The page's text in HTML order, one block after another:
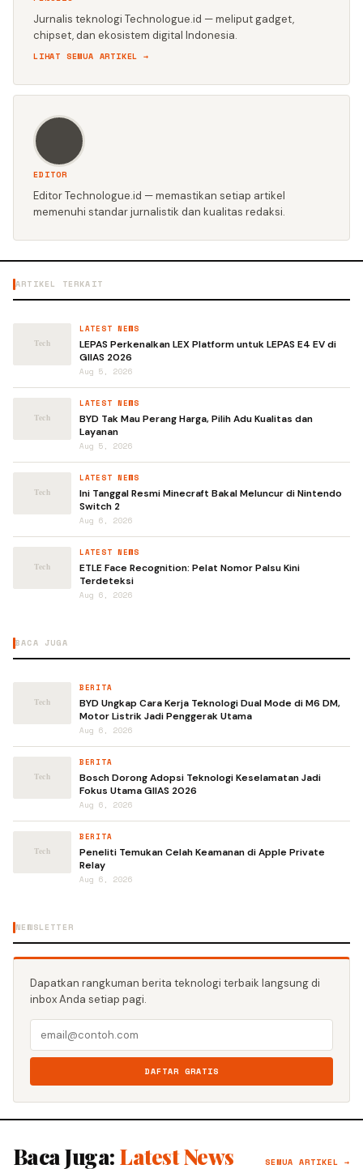
Jurnalis teknologi Technologue.id — meliput gadget,
chipset, dan ekosistem digital Indonesia.
LIHAT SEMUA ARTIKEL →
EDITOR
Editor Technologue.id — memastikan setiap artikel
memenuhi standar jurnalistik dan kualitas redaksi.
ARTIKEL TERKAIT
LATEST NEWS
LEPAS Perkenalkan LEX Platform untuk LEPAS E4 EV di
GIIAS 2026
Aug 5, 2026
LATEST NEWS
BYD Tak Mau Perang Harga, Pilih Adu Kualitas dan
Layanan
Aug 5, 2026
LATEST NEWS
Ini Tanggal Resmi Minecraft Bakal Meluncur di Nintendo
Switch 2
Aug 6, 2026
LATEST NEWS
ETLE Face Recognition: Pelat Nomor Palsu Kini
Terdeteksi
Aug 6, 2026
BACA JUGA
BERITA
BYD Ungkap Cara Kerja Teknologi Dual Mode di M6 DM,
Motor Listrik Jadi Penggerak Utama
Aug 6, 2026
BERITA
Bosch Dorong Adopsi Teknologi Keselamatan Jadi
Fokus Utama GIIAS 2026
Aug 6, 2026
BERITA
Peneliti Temukan Celah Keamanan di Apple Private
Relay
Aug 6, 2026
NEWSLETTER
Dapatkan rangkuman berita teknologi terbaik langsung di
inbox Anda setiap pagi.
DAFTAR GRATIS
Baca Juga: Latest News SEMUA ARTIKEL →